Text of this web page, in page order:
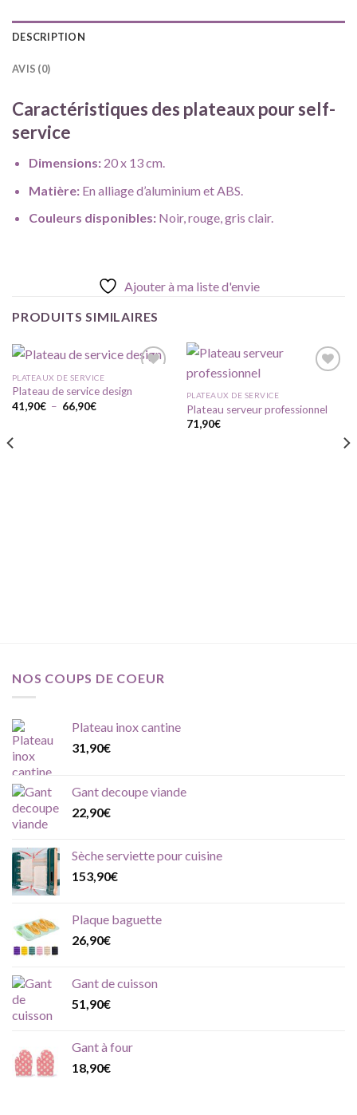
DESCRIPTION
AVIS (0)
Caractéristiques des plateaux pour self-
service
Dimensions: 20 x 13 cm.
Matière: En alliage d’aluminium et ABS.
Couleurs disponibles: Noir, rouge, gris clair.
Ajouter à ma liste d'envie
PRODUITS SIMILAIRES
PLATEAUX DE SERVICE
Plateau de service design
41,90€ – 66,90€Plage
Ajouter
PLATEAUX DE SERVICE
Plateau serveur professionnel
71,90€
NOS COUPS DE COEUR
Plateau inox cantine
31,90€
Gant decoupe viande
22,90€
Sèche serviette pour cuisine
153,90€
Plaque baguette
26,90€
Gant de cuisson
51,90€
Gant à four
18,90€